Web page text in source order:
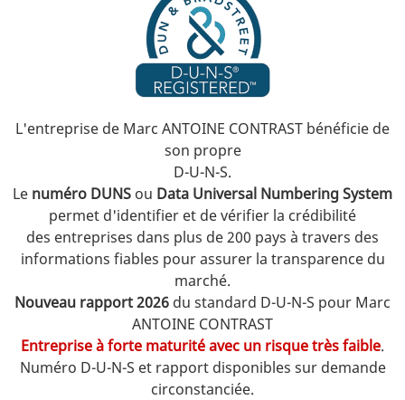
L'entreprise de Marc ANTOINE CONTRAST bénéficie de
son propre
D-U-N-S.
Le numéro DUNS ou Data Universal Numbering System
permet d'identifier et de vérifier la crédibilité
des entreprises dans plus de 200 pays à travers des
informations fiables pour assurer la transparence du
marché.
Nouveau rapport 2026 du standard D-U-N-S pour Marc
ANTOINE CONTRAST
Entreprise à forte maturité avec un risque très faible.
Numéro D-U-N-S et rapport disponibles sur demande
circonstanciée.